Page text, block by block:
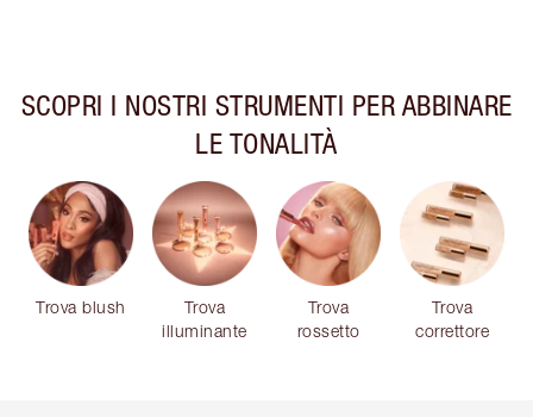
SCOPRI I NOSTRI STRUMENTI PER ABBINARE
LE TONALITÀ
Trova blush
Trova
illuminante
Trova
rossetto
Trova
correttore